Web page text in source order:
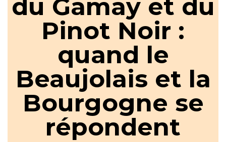
du Gamay et du
Pinot Noir :
quand le
Beaujolais et la
Bourgogne se
répondent